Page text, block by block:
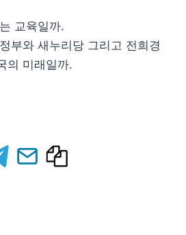
교육일까.
부와 새누리당 그리고 전희경
의 미래일까.